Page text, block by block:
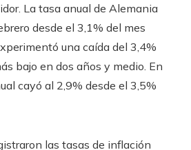
La tasa anual de Alemania
desde el 3,1% del mes
una caída del 3,4%
bajo en dos años y medio. En
cayó al 2,9% desde el 3,5%
las tasas de inflación